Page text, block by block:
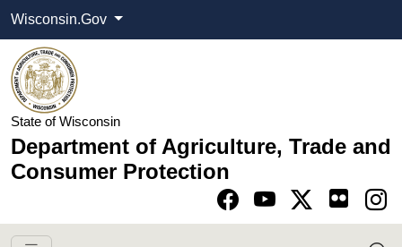
Wisconsin.Gov
State of Wisconsin
Department of Agriculture, Trade and
Consumer Protection
Go to Facebook
Go to YouTube
Go to Twitter-X
Go to Instagram